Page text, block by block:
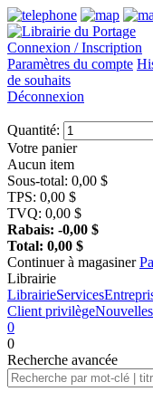
Connexion / Inscription
Paramètres du compte
de souhaits
Déconnexion
Quantité:
Votre panier
Aucun item
Sous-total: 0,00 $
TPS: 0,00 $
TVQ: 0,00 $
Rabais: -0,00 $
Total: 0,00 $
Continuer à magasiner
Librairie
LibrairieServices
Client privilège
0
0
Recherche avancée